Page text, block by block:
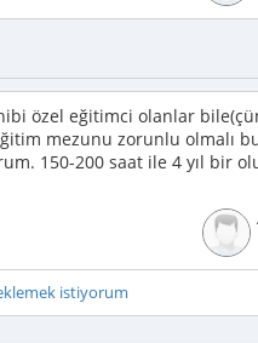
özel eğitimci olanlar
mezunu zorunlu olmalı
150-200 saat ile 4 yıl bir
istiyorum